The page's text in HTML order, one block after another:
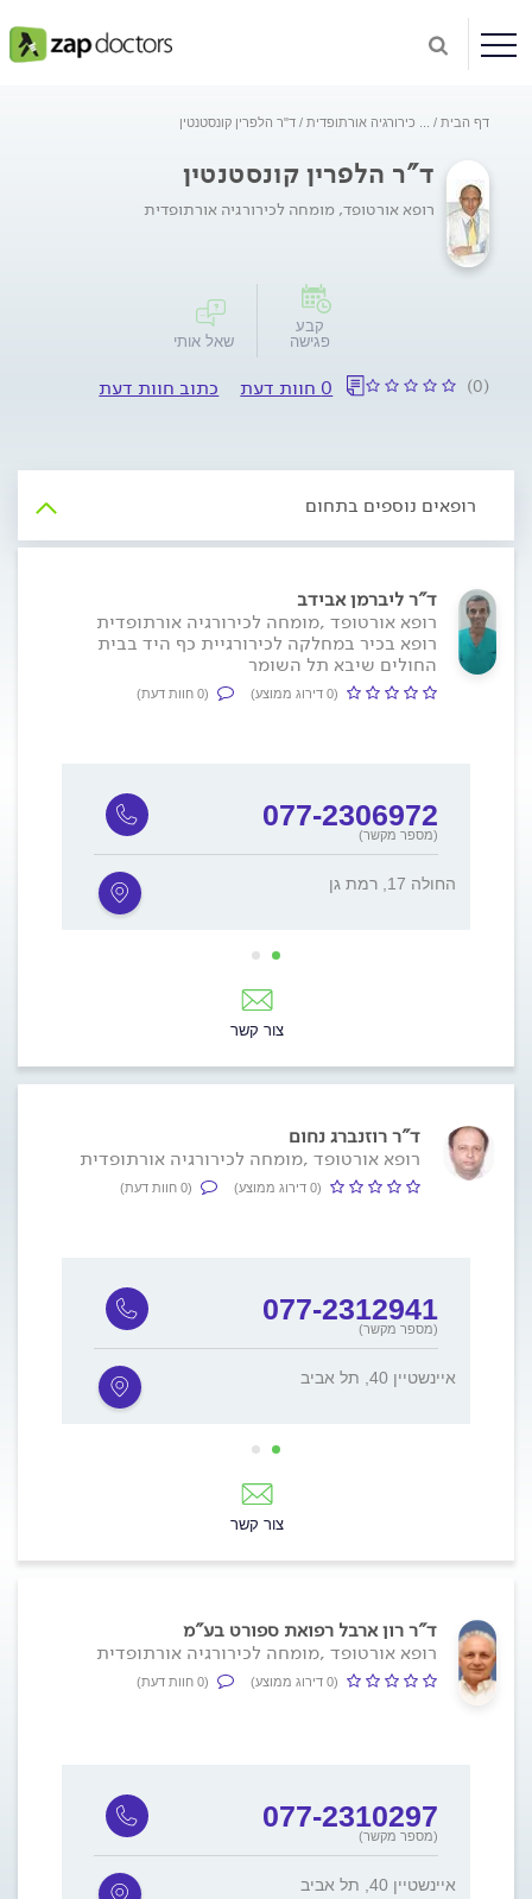
דף הבית כירורגיה אורתופדית ד"ר הלפרין קונסטנטין
ד"ר הלפרין קונסטנטין
רופא אורטופד, מומחה לכירורגיה אורתופדית
קבע
פגישה
שאל אותי
(0) 0 חוות דעת כתוב חוות דעת
רופאים נוספים בתחום
ד"ר ליברמן אבידב
רופא אורטופד ,מומחה לכירורגיה אורתופדית
רופא בכיר במחלקה לכירורגיית כף היד בבית
החולים שיבא תל השומר
(0 דירוג ממוצע) (0 חוות דעת)
077-2306972
(מספר מקשר)
החולה 17, רמת גן
צור קשר
ד"ר רוזנברג נחום
רופא אורטופד ,מומחה לכירורגיה אורתופדית
(0 דירוג ממוצע) (0 חוות דעת)
077-2312941
(מספר מקשר)
איינשטיין 40, תל אביב
צור קשר
ד"ר רון ארבל רפואת ספורט בע"מ
רופא אורטופד ,מומחה לכירורגיה אורתופדית
(0 דירוג ממוצע) (0 חוות דעת)
077-2310297
(מספר מקשר)
איינשטיין 40, תל אביב